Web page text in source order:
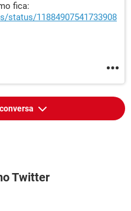
fica:
status/11884907541733908
Twitter